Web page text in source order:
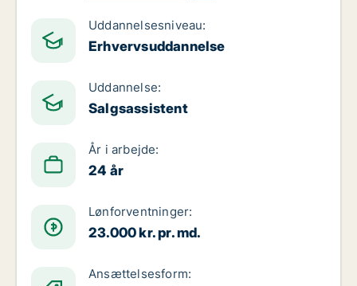
Uddannelsesniveau:
Erhvervsuddannelse
Uddannelse:
Salgsassistent
År i arbejde:
24 år
Lønforventninger:
23.000 kr. pr. md.
Ansættelsesform: